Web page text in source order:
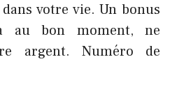
votre vie. Un bonus
au bon moment, ne
argent. Numéro de